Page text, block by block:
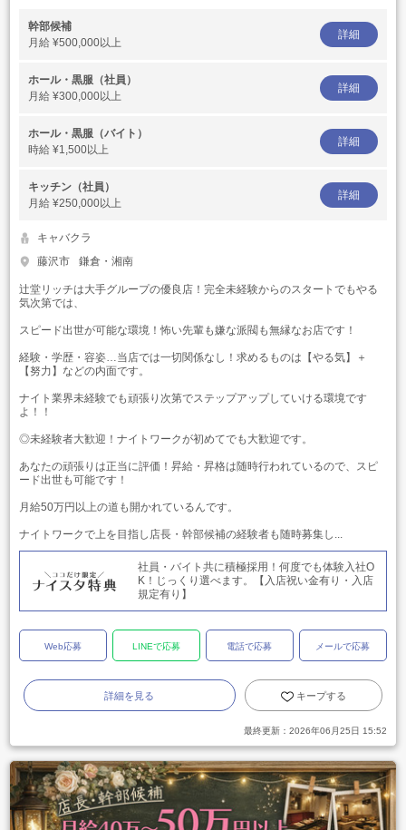
幹部候補
月給 ¥500,000以上
詳細
ホール・黒服（社員）
月給 ¥300,000以上
詳細
ホール・黒服（バイト）
時給 ¥1,500以上
詳細
キッチン（社員）
月給 ¥250,000以上
詳細
キャバクラ
藤沢市
鎌倉・湘南
辻堂リッチは大手グループの優良店！完全未経験からのスタートでもやる
気次第では、
スピード出世が可能な環境！怖い先輩も嫌な派閥も無縁なお店です！
経験・学歴・容姿…当店では一切関係なし！求めるものは【やる気】＋
【努力】などの内面です。
ナイト業界未経験でも頑張り次第でステップアップしていける環境です
よ！！
◎未経験者大歓迎！ナイトワークが初めてでも大歓迎です。
あなたの頑張りは正当に評価！昇給・昇格は随時行われているので、スピ
ード出世も可能です！
月給50万円以上の道も開かれているんです。
ナイトワークで上を目指し店長・幹部候補の経験者も随時募集し...
社員・バイト共に積極採用！何度でも体験入社O
K！じっくり選べます。【入店祝い金有り・入店
規定有り】
Web応募 LINEで応募 電話で応募 メールで応募
詳細を見る キープする
最終更新： 2026年06月25日 15:52